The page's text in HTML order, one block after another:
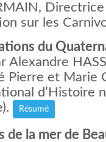
sur les
du
Alexandre
Pierre et Marie
d’Histoire
Résumé
de la mer de